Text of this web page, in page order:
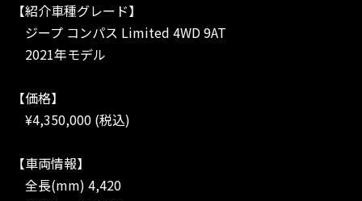
【紹介車種グレード】
ジープ コンパス Limited 4WD 9AT
2021年モデル
【価格】
¥4,350,000 (税込)
【車両情報】
全長(mm) 4,420